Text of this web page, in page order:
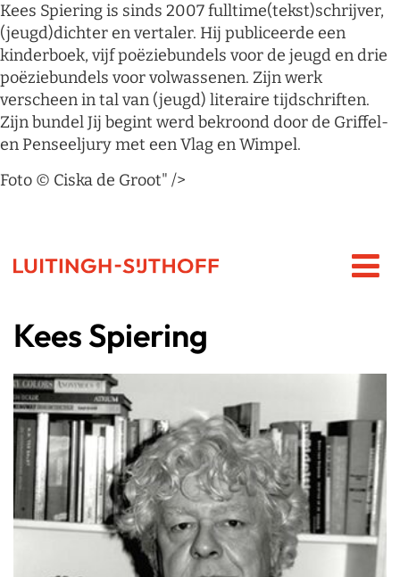
Kees Spiering is sinds 2007 fulltime(tekst)schrijver,
(jeugd)dichter en vertaler. Hij publiceerde een
kinderboek, vijf poëziebundels voor de jeugd en drie
poëziebundels voor volwassenen. Zijn werk
verscheen in tal van (jeugd) literaire tijdschriften.
Zijn bundel Jij begint werd bekroond door de Griffel-
en Penseeljury met een Vlag en Wimpel.
Foto © Ciska de Groot" />
Kees Spiering